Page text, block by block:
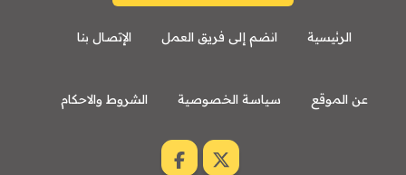
الرئيسية انضم إلى فريق العمل الإتصال بنا
عن الموقع سياسة الخصوصية الشروط والاحكام